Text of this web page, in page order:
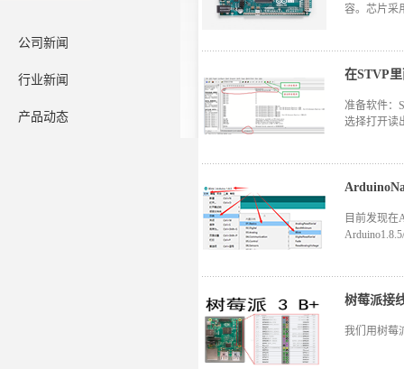
公司新闻
行业新闻
产品动态
容。芯片采
拟输入口，
键。2.下载
开闪灯程序
在STVP
准备软件：
选择打开读
Read Out
护：Read
子有限公司
目前发现在
进行工具设
个是
树莓派接
我们用树莓